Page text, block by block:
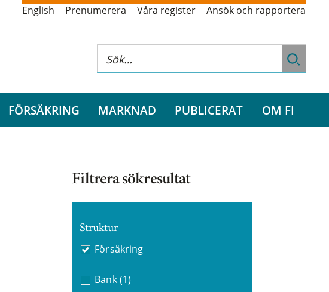
English Prenumerera Våra register Ansök och rapportera
FÖRSÄKRING MARKNAD PUBLICERAT OM FI
Filtrera sökresultat
Struktur
Försäkring
Bank (1)